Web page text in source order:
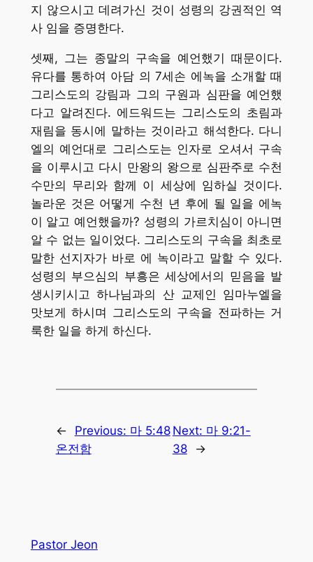
지 않으시고 데려가신 것이 성령의 강권적인 역
사 임을 증명한다.
셋째, 그는 종말의 구속을 예언했기 때문이다.
유다를 통하여 아담 의 7세손 에녹을 소개할 때
그리스도의 강림과 그의 구원과 심판을 예언했
다고 알려진다. 에드워드는 그리스도의 초림과
재림을 동시에 말하는 것이라고 해석한다. 다니
엘의 예언대로 그리스도는 인자로 오셔서 구속
을 이루시고 다시 만왕의 왕으로 심판주로 수천
수만의 무리와 함께 이 세상에 임하실 것이다.
놀라운 것은 어떻게 수천 년 후에 될 일을 에녹
이 알고 예언했을까? 성령의 가르치심이 아니면
알 수 없는 일이었다. 그리스도의 구속을 최초로
말한 선지자가 바로 에 녹이라고 말할 수 있다.
성령의 부으심의 부흥은 세상에서의 믿음을 발
생시키시고 하나님과의 산 교제인 임마누엘을
맛보게 하시며 그리스도의 구속을 전파하는 거
룩한 일을 하게 하신다.
← Previous: 마 5:48
온전함
Next: 마 9:21-
38
→
Pastor Jeon